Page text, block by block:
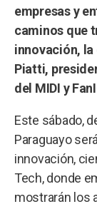
empresas y
caminos que
innovación,
Piatti,
del MIDI y
Este sábado,
Paraguayo
innovación,
Tech, donde
mostrarán los